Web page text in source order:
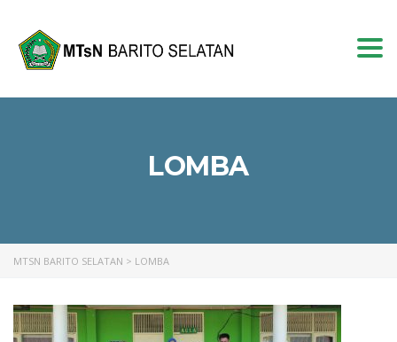
LOMBA
MTSN BARITO SELATAN > LOMBA